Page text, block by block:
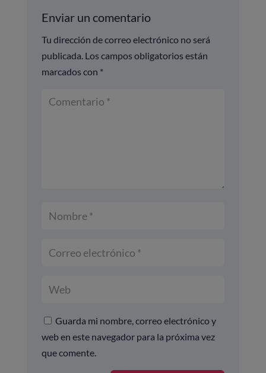
Enviar un comentario
Tu dirección de correo electrónico no será
publicada. Los campos obligatorios están
marcados con *
Guarda mi nombre, correo electrónico y
web en este navegador para la próxima vez
que comente.